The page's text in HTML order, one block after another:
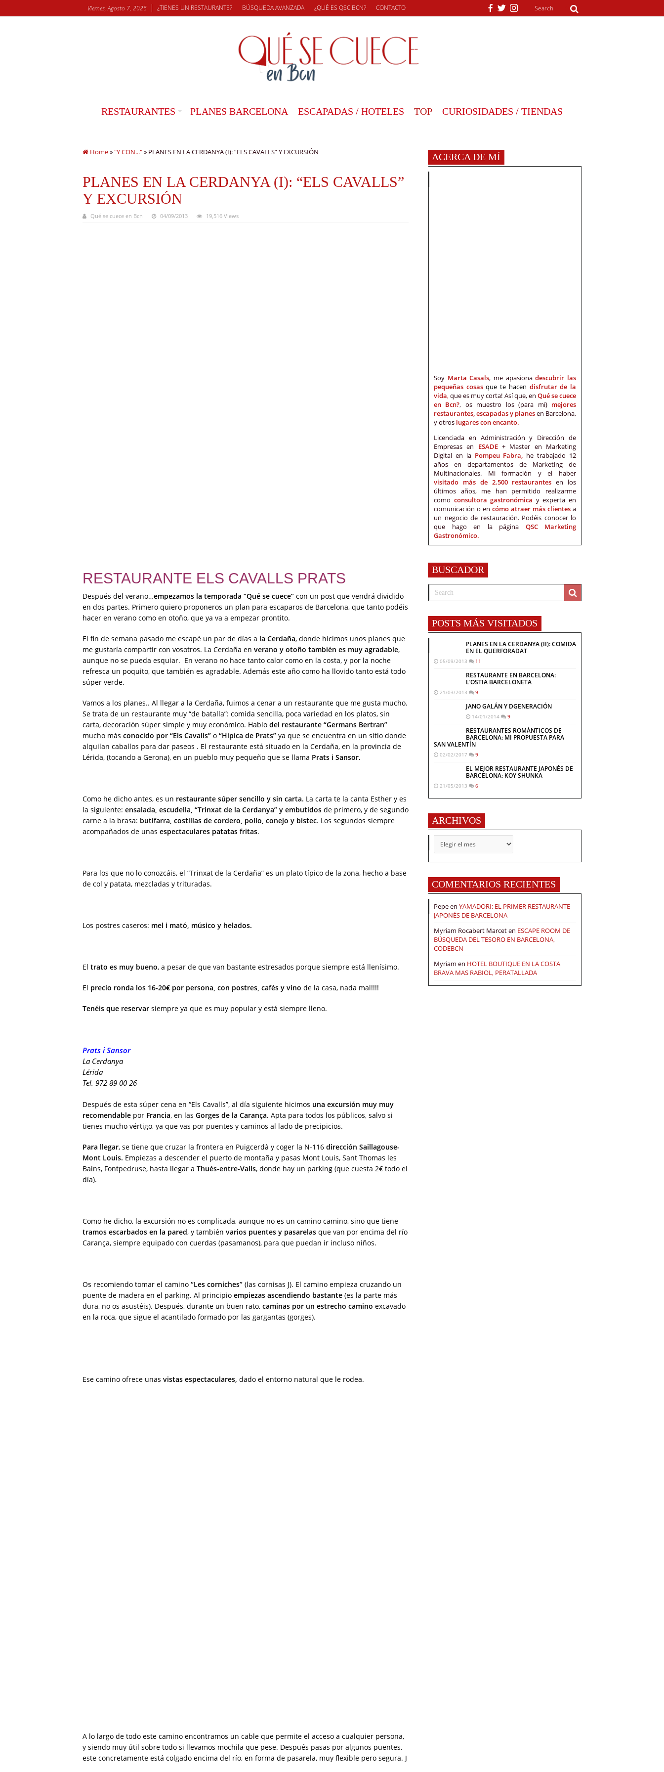
Viernes, Agosto 7, 2026 ¿TIENES UN RESTAURANTE? BÚSQUEDA AVANZADA ¿QUÉ ES QSC BCN? CONTACTO
RESTAURANTES PLANES BARCELONA ESCAPADAS / HOTELES TOP CURIOSIDADES / TIENDAS
Home»"Y CON..."» PLANES EN LA CERDANYA (I): “ELS CAVALLS” Y EXCURSIÓN
PLANES EN LA CERDANYA (I): “ELS CAVALLS”
Y EXCURSIÓN
Qué se cuece en Bcn 04/09/2013 19,516 Views
RESTAURANTE ELS CAVALLS PRATS
Después del verano…empezamos la temporada “Qué se cuece” con un post que vendrá dividido
en dos partes. Primero quiero proponeros un plan para escaparos de Barcelona, que tanto podéis
hacer en verano como en otoño, que ya va a empezar prontito.
El fin de semana pasado me escapé un par de días a la Cerdaña, donde hicimos unos planes que
me gustaría compartir con vosotros. La Cerdaña en verano y otoño también es muy agradable,
aunque no se pueda esquiar. En verano no hace tanto calor como en la costa, y por la noche
refresca un poquito, que también es agradable. Además este año como ha llovido tanto está todo
súper verde.
Vamos a los planes.. Al llegar a la Cerdaña, fuimos a cenar a un restaurante que me gusta mucho.
Se trata de un restaurante muy “de batalla”: comida sencilla, poca variedad en los platos, sin
carta, decoración súper simple y muy económico. Hablo del restaurante “Germans Bertran”
mucho más conocido por “Els Cavalls” o “Hípica de Prats” ya que se encuentra en un sitio donde
alquilan caballos para dar paseos . El restaurante está situado en la Cerdaña, en la provincia de
Lérida, (tocando a Gerona), en un pueblo muy pequeño que se llama Prats i Sansor.
Como he dicho antes, es un restaurante súper sencillo y sin carta. La carta te la canta Esther y es
la siguiente: ensalada, escudella, “Trinxat de la Cerdanya” y embutidos de primero, y de segundo
carne a la brasa: butifarra, costillas de cordero, pollo, conejo y bistec. Los segundos siempre
acompañados de unas espectaculares patatas fritas.
Para los que no lo conozcáis, el “Trinxat de la Cerdaña” es un plato típico de la zona, hecho a base
de col y patata, mezcladas y trituradas.
Los postres caseros: mel i mató, músico y helados.
El trato es muy bueno, a pesar de que van bastante estresados porque siempre está llenísimo.
El precio ronda los 16-20€ por persona, con postres, cafés y vino de la casa, nada mal!!!!
Tenéis que reservar siempre ya que es muy popular y está siempre lleno.
Prats i Sansor
La Cerdanya
Lérida
Tel. 972 89 00 26
Después de esta súper cena en “Els Cavalls”, al día siguiente hicimos una excursión muy muy
recomendable por Francia, en las Gorges de la Carança. Apta para todos los públicos, salvo si
tienes mucho vértigo, ya que vas por puentes y caminos al lado de precipicios.
Para llegar, se tiene que cruzar la frontera en Puigcerdà y coger la N-116 dirección Saillagouse-
Mont Louis. Empiezas a descender el puerto de montaña y pasas Mont Louis, Sant Thomas les
Bains, Fontpedruse, hasta llegar a Thués-entre-Valls, donde hay un parking (que cuesta 2€ todo el
día).
Como he dicho, la excursión no es complicada, aunque no es un camino camino, sino que tiene
tramos escarbados en la pared, y también varios puentes y pasarelas que van por encima del río
Carança, siempre equipado con cuerdas (pasamanos), para que puedan ir incluso niños.
Os recomiendo tomar el camino “Les corniches” (las cornisas J). El camino empieza cruzando un
puente de madera en el parking. Al principio empiezas ascendiendo bastante (es la parte más
dura, no os asustéis). Después, durante un buen rato, caminas por un estrecho camino excavado
en la roca, que sigue el acantilado formado por las gargantas (gorges).
Ese camino ofrece unas vistas espectaculares, dado el entorno natural que le rodea.
A lo largo de todo este camino encontramos un cable que permite el acceso a cualquier persona,
y siendo muy útil sobre todo si llevamos mochila que pese. Después pasas por algunos puentes,
este concretamente está colgado encima del río, en forma de pasarela, muy flexible pero segura. J
ACERCA DE MÍ
Soy Marta Casals, me apasionadescubrir las
pequeñas cosasque te hacen disfrutar de la
vida,que es muy corta! Así que, en Qué se cuece
en Bcn?, os muestro los (para mí) mejores
restaurantes, escapadas y planesen Barcelona,
y otros lugares con encanto.
Licenciada en Administración y Dirección de
Empresas en ESADE+ Master en Marketing
Digital en la Pompeu Fabra, he trabajado 12
años en departamentos de Marketing de
Multinacionales. Mi formación y el haber
visitado más de 2.500 restaurantes en los
últimos años, me han permitido realizarme
como consultora gastronómica y experta en
comunicación o en cómo atraer más clientes a
un negocio de restauración. Podéis conocer lo
que hago en la página QSC Marketing
Gastronómico.
BUSCADOR
POSTS MÁS VISITADOS
PLANES EN LA CERDANYA (II): COMIDA
EN EL QUERFORADAT
05/09/2013 11
RESTAURANTE EN BARCELONA:
L’OSTIA BARCELONETA
21/03/2013 9
JANO GALÁN Y DGENERACIÓN
14/01/2014 9
RESTAURANTES ROMÁNTICOS DE
BARCELONA: MI PROPUESTA PARA
SAN VALENTÍN
02/02/2017 9
EL MEJOR RESTAURANTE JAPONÉS DE
BARCELONA: KOY SHUNKA
21/05/2013 6
ARCHIVOS
ARCHIVOS
COMENTARIOS RECIENTES
Pepeen YAMADORI: EL PRIMER RESTAURANTE
JAPONÉS DE BARCELONA
Myriam Rocabert Marceten ESCAPE ROOM DE
BÚSQUEDA DEL TESORO EN BARCELONA,
CODEBCN
Myriam en HOTEL BOUTIQUE EN LA COSTA
BRAVA MAS RABIOL, PERATALLADA